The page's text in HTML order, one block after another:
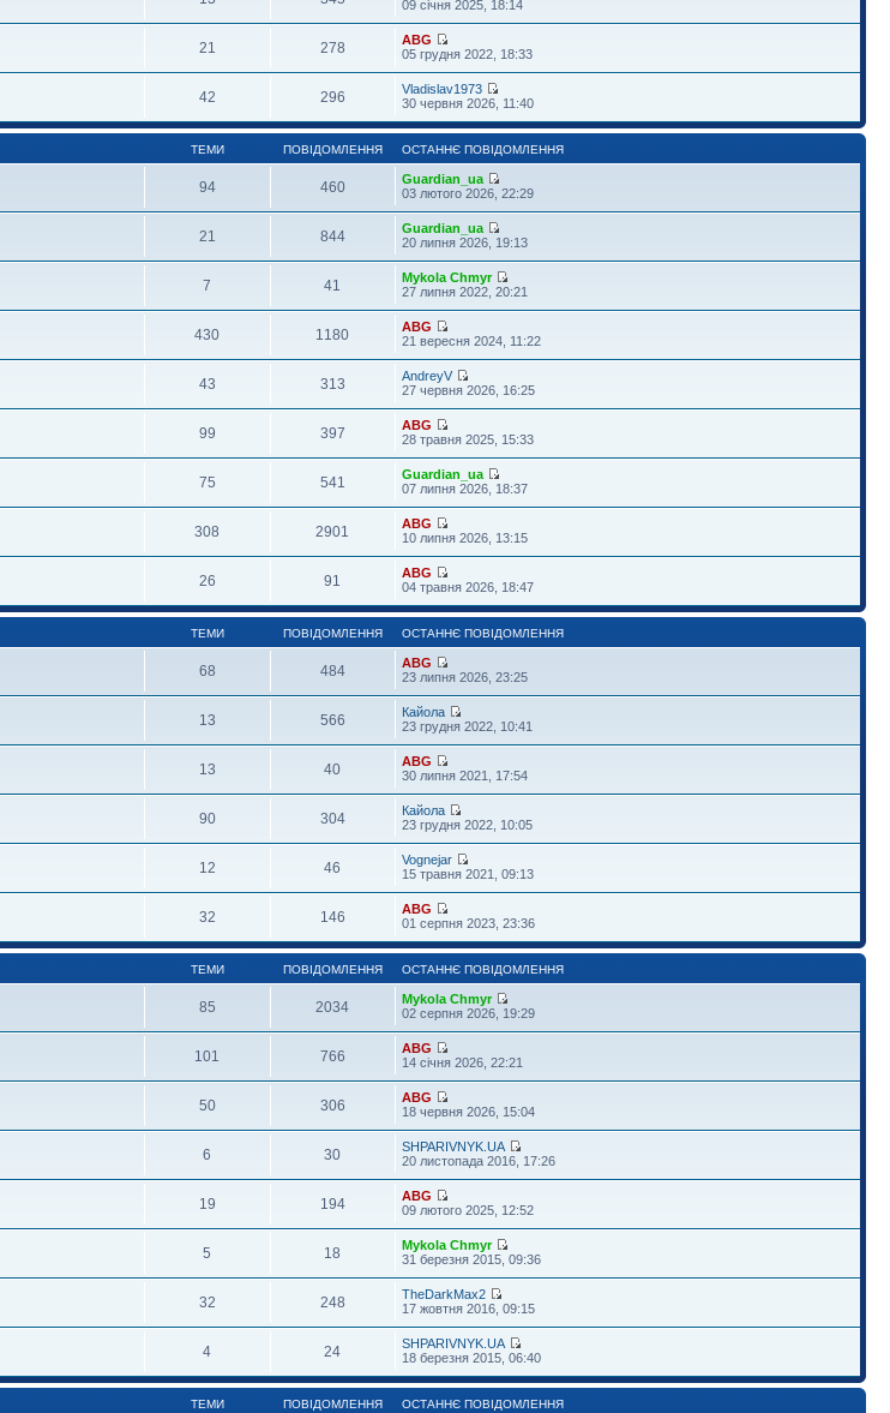
09 січня 2025, 18:14
21 278
ABG
05 грудня 2022, 18:33
42 296
Vladislav1973
30 червня 2026, 11:40
ТЕМИ ПОВІДОМЛЕННЯ ОСТАННЄ ПОВІДОМЛЕННЯ
94 460
Guardian_ua
03 лютого 2026, 22:29
21 844
Guardian_ua
20 липня 2026, 19:13
7 41
Mykola Chmyr
27 липня 2022, 20:21
430 1180
ABG
21 вересня 2024, 11:22
43 313
AndreyV
27 червня 2026, 16:25
99 397
ABG
28 травня 2025, 15:33
75 541
Guardian_ua
07 липня 2026, 18:37
308 2901
ABG
10 липня 2026, 13:15
26 91
ABG
04 травня 2026, 18:47
ТЕМИ ПОВІДОМЛЕННЯ ОСТАННЄ ПОВІДОМЛЕННЯ
68 484
ABG
23 липня 2026, 23:25
13 566
Кайола
23 грудня 2022, 10:41
13 40
ABG
30 липня 2021, 17:54
90 304
Кайола
23 грудня 2022, 10:05
12 46
Vognejar
15 травня 2021, 09:13
32 146
ABG
01 серпня 2023, 23:36
ТЕМИ ПОВІДОМЛЕННЯ ОСТАННЄ ПОВІДОМЛЕННЯ
85 2034
Mykola Chmyr
02 серпня 2026, 19:29
101 766
ABG
14 січня 2026, 22:21
50 306
ABG
18 червня 2026, 15:04
6 30
SHPARIVNYK.UA
20 листопада 2016, 17:26
19 194
ABG
09 лютого 2025, 12:52
5 18
Mykola Chmyr
31 березня 2015, 09:36
32 248
TheDarkMax2
17 жовтня 2016, 09:15
4 24
SHPARIVNYK.UA
18 березня 2015, 06:40
ТЕМИ ПОВІДОМЛЕННЯ ОСТАННЄ ПОВІДОМЛЕННЯ